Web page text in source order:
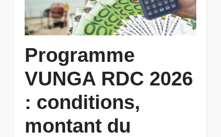
Programme
VUNGA RDC 2026
: conditions,
montant du